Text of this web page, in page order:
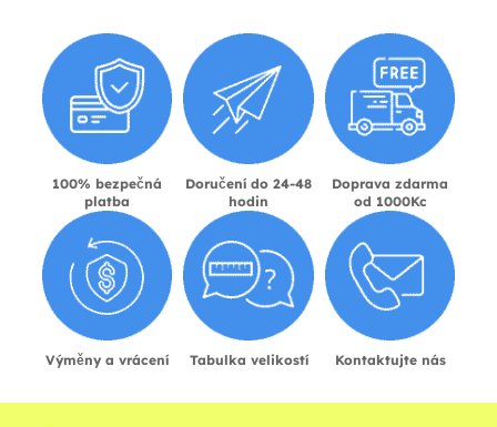
100% bezpečná
platba
Doručení do 24-48
hodin
Doprava zdarma
od 1000Kc
Výměny a vrácení Tabulka velikostí Kontaktujte nás